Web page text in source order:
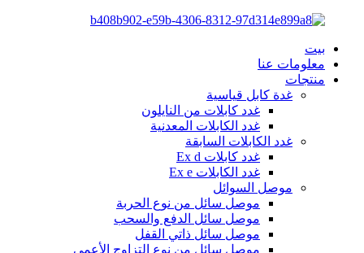
بيت
معلومات عنا
منتجات
غدة كابل قياسية
غدد كابلات من النايلون
غدد الكابلات المعدنية
غدد الكابلات السابقة
غدد كابلات Ex d
غدد الكابلات Ex e
موصل السوائل
موصل سائل من نوع الحربة
موصل سائل الدفع والسحب
موصل سائل ذاتي القفل
موصل سائل من نوع التزاوج الأعمى